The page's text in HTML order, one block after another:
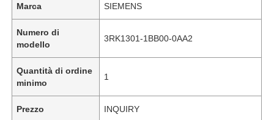
Marca SIEMENS
Numero di
modello
3RK1301-1BB00-0AA2
Quantità di ordine
minimo
1
Prezzo INQUIRY